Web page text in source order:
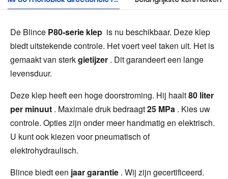
De Blince P80-serie klep is nu beschikbaar. Deze klep
biedt uitstekende controle. Het voert veel taken uit. Het is
gemaakt van sterk gietijzer . Dit garandeert een lange
levensduur.
Deze klep heeft een hoge doorstroming. Hij haalt 80 liter
per minuut . Maximale druk bedraagt ​​25 MPa . Kies uw
controle. Opties zijn onder meer handmatig en elektrisch.
U kunt ook kiezen voor pneumatisch of
elektrohydraulisch.
Blince biedt een jaar garantie . Wij zijn gecertificeerd.